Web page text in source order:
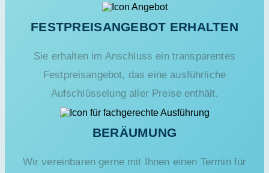
FESTPREISANGEBOT ERHALTEN
Sie erhalten im Anschluss ein transparentes
Festpreisangebot, das eine ausführliche
Aufschlüsselung aller Preise enthält.
BERÄUMUNG
Wir vereinbaren gerne mit Ihnen einen Termin für